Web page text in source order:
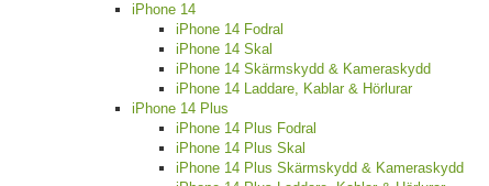
iPhone 14
iPhone 14 Fodral
iPhone 14 Skal
iPhone 14 Skärmskydd & Kameraskydd
iPhone 14 Laddare, Kablar & Hörlurar
iPhone 14 Plus
iPhone 14 Plus Fodral
iPhone 14 Plus Skal
iPhone 14 Plus Skärmskydd & Kameraskydd